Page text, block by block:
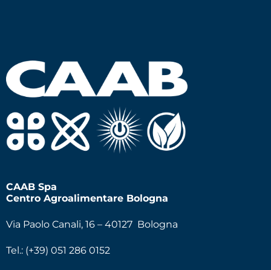
CAAB Spa
Centro Agroalimentare Bologna
Via Paolo Canali, 16 – 40127 Bologna
Tel.: (+39) 051 286 0152